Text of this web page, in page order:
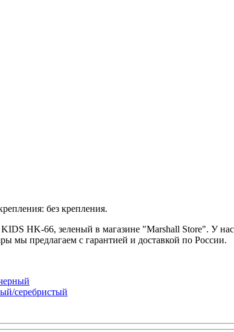
без крепления.
HK-66, зеленый в магазине "Marshall Store". У
мы предлагаем с гарантией и доставкой по России.
серебристый